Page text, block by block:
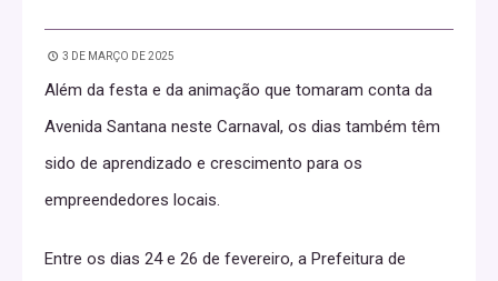
3 DE MARÇO DE 2025
Além da festa e da animação que tomaram conta da
Avenida Santana neste Carnaval, os dias também têm
sido de aprendizado e crescimento para os
empreendedores locais.
Entre os dias 24 e 26 de fevereiro, a Prefeitura de